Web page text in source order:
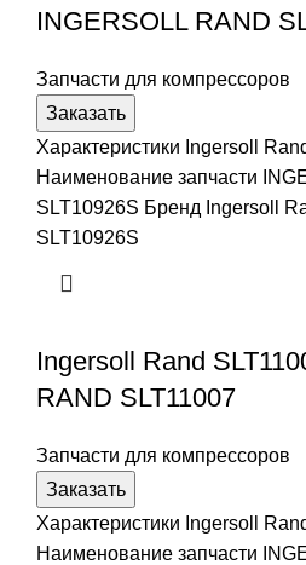
INGERSOLL RAND
Запчасти для компрессоров
Заказать
Характеристики Ingersoll
Наименование запчасти
SLT10926S Бренд Ingersoll
SLT10926S
Ingersoll Rand
RAND SLT11007
Запчасти для компрессоров
Заказать
Характеристики Ingersoll
Наименование запчасти